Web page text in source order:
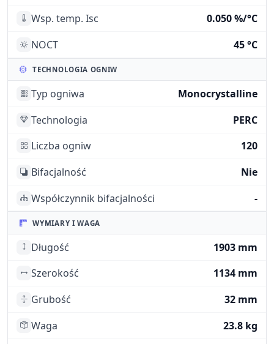
Wsp. temp. Isc
0.050 %/°C
NOCT
45 °C
TECHNOLOGIA OGNIW
Typ ogniwa
Monocrystalline
Technologia
PERC
Liczba ogniw
120
Bifacjalność
Nie
Współczynnik bifacjalności
-
WYMIARY I WAGA
Długość
1903 mm
Szerokość
1134 mm
Grubość
32 mm
Waga
23.8 kg